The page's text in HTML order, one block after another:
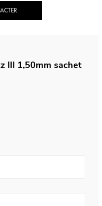
III 1,50mm sachet